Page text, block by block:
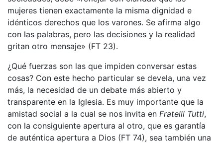
mujeres tienen exactamente la misma dignidad e
idénticos derechos que los varones. Se afirma algo
con las palabras, pero las decisiones y la realidad
gritan otro mensaje» (FT 23).
¿Qué fuerzas son las que impiden conversar estas
cosas? Con este hecho particular se devela, una vez
más, la necesidad de un debate más abierto y
transparente en la Iglesia. Es muy importante que la
amistad social a la cual se nos invita en Fratelli Tutti,
con la consiguiente apertura al otro, que es garantía
de auténtica apertura a Dios (FT 74), sea también una